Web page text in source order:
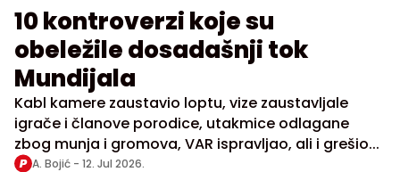
10 kontroverzi koje su
obeležile dosadašnji tok
Mundijala
Kabl kamere zaustavio loptu, vize zaustavljale
igrače i članove porodice, utakmice odlagane
zbog munja i gromova, VAR ispravljao, ali i grešio...
A. Bojić - 12. Jul 2026.